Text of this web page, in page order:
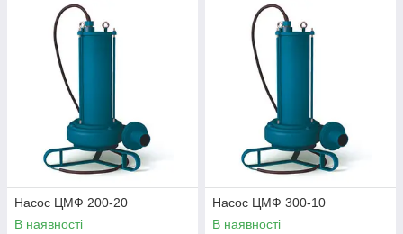
Насос ЦМФ 200-20
В наявності
Насос ЦМФ 300-10
В наявності